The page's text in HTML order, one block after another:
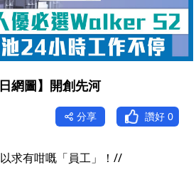
日網圖】開創先河
分享 讚好 0
求有咁嘅「員工」！//